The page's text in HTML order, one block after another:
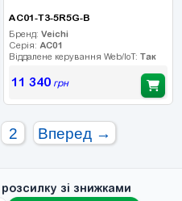
AC01-T3-5R5G-B
Бренд: Veichi
Серія: AC01
Віддалене керування Web/IoT: Так
11 340грн
2 Вперед →
зі знижками